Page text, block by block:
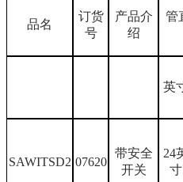
品名
订货
号
产品介
绍
管
英
SAWITSD2 07620
带安全
开关
24
寸